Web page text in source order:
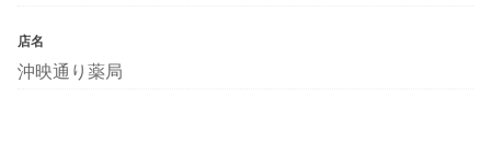
店名
沖映通り薬局